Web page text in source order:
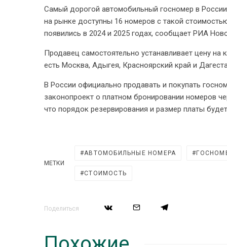
Самый дорогой автомобильный госномер в
на рынке доступны 16 номеров с такой
появились в 2024 и 2025 годах, сообщает РИА
Продавец самостоятельно устанавливает цену
есть Москва, Адыгея, Красноярский край и
В России официально продавать и покупать
законопроект о платном бронировании номеров
что порядок резервирования и размер платы
МЕТКИ
АВТОМОБИЛЬНЫЕ НОМЕРА
СТОИМОСТЬ
Поделиться